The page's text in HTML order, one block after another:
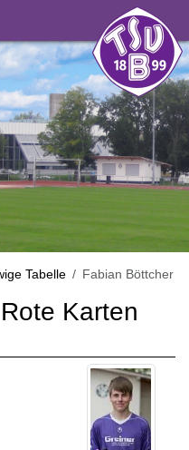
Tabelle Fabian Böttcher
Karten